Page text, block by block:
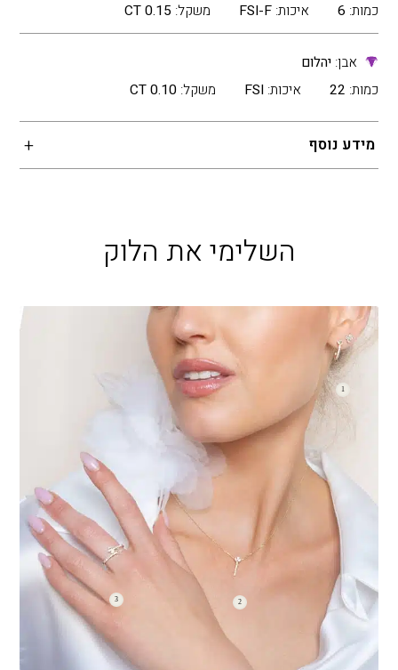
כמות: 6 איכות: FSI-F משקל: 0.15 CT
אבן:יהלום
כמות: 22 איכות: FSI משקל:0.10 CT
מידע נוסף
השלימי את הלוק